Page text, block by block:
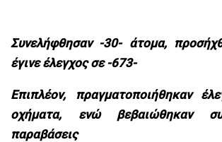
Συνελήφθησαν -30- άτομα,
έγινε έλεγχος σε -673-
Επιπλέον, πραγματοποιήθηκαν
οχήματα, ενώ βεβαιώθηκαν
παραβάσεις